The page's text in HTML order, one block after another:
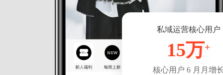
私域运营核心用户
15万+
核心用户 6 月月增